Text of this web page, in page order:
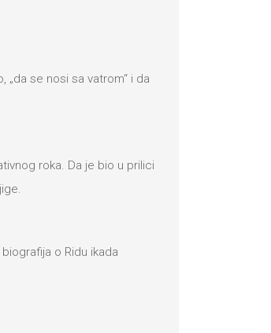
se nosi sa vatrom“ i da
roka. Da je bio u prilici
o Ridu ikada